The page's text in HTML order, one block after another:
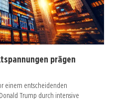
prägen
einem entscheidenden
Trump durch intensive